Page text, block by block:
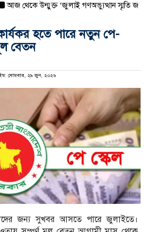
থেকে উন্মুক্ত ‘জুলাই গণঅভ্যুত্থান স্মৃতি জাদুঘর
হতে পারে নতুন পে-
বেতন
সোমবার, ২৯ জুন, ২০২৬
জন্য সুখবর আসতে পারে জুলাইতে।